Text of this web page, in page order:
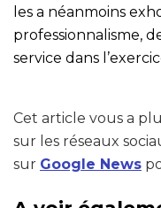
les a néanmoins
professionnalisme,
service dans
Cet article vous a
sur les réseaux
sur Google News